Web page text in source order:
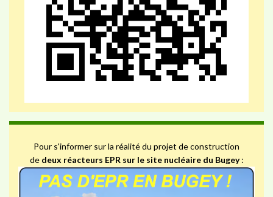
Pour s'informer sur la réalité du projet de construction
de deux réacteurs EPR sur le site nucléaire du Bugey: